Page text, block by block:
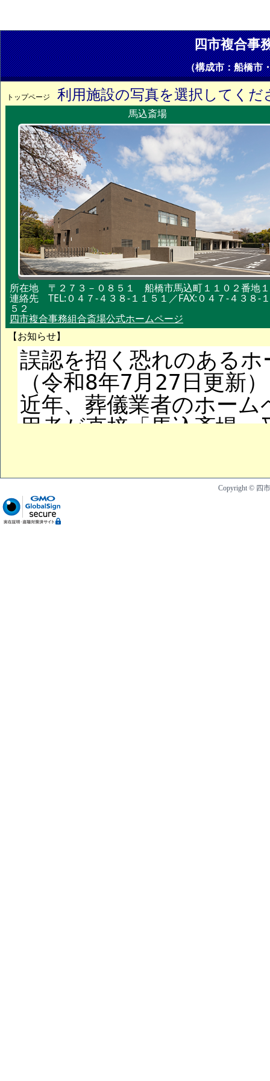
四市複合事
（構成市：船橋市
トップページ 利用施設の写真を選択してくだ
馬込斎場
所在地 〒２７３－０８５１ 船橋市馬込町１１０２番地１
連絡先 TEL:０４７-４３８-１１５１／FAX:０４７-４３８-
５２
四市複合事務組合斎場公式ホームページ
【お知らせ】
Copyright © 四